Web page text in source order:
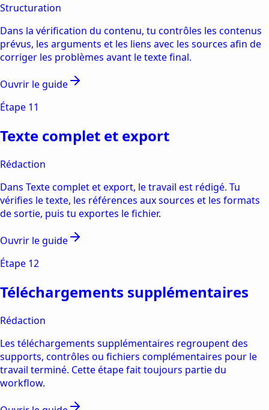
Structuration
Dans la vérification du contenu, tu contrôles les contenus
prévus, les arguments et les liens avec les sources afin de
corriger les problèmes avant le texte final.
Ouvrir le guide
Étape 11
Texte complet et export
Rédaction
Dans Texte complet et export, le travail est rédigé. Tu
vérifies le texte, les références aux sources et les formats
de sortie, puis tu exportes le fichier.
Ouvrir le guide
Étape 12
Téléchargements supplémentaires
Rédaction
Les téléchargements supplémentaires regroupent des
supports, contrôles ou fichiers complémentaires pour le
travail terminé. Cette étape fait toujours partie du
workflow.